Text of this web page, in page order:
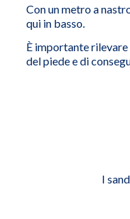
Con un metro a
qui in basso.
È importante
del piede e di
I